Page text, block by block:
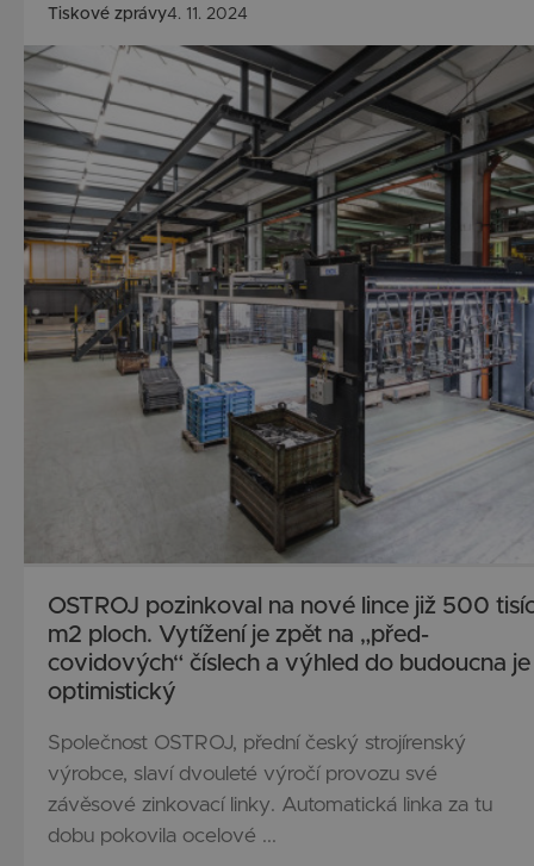
Tiskové zprávy4. 11. 2024
OSTROJ pozinkoval na nové lince již 500
m2 ploch. Vytížení je zpět na „před-
covidových“ číslech a výhled do budoucna je
optimistický
Společnost OSTROJ, přední český strojírenský
výrobce, slaví dvouleté výročí provozu své
závěsové zinkovací linky. Automatická linka za tu
dobu pokovila ocelové ...